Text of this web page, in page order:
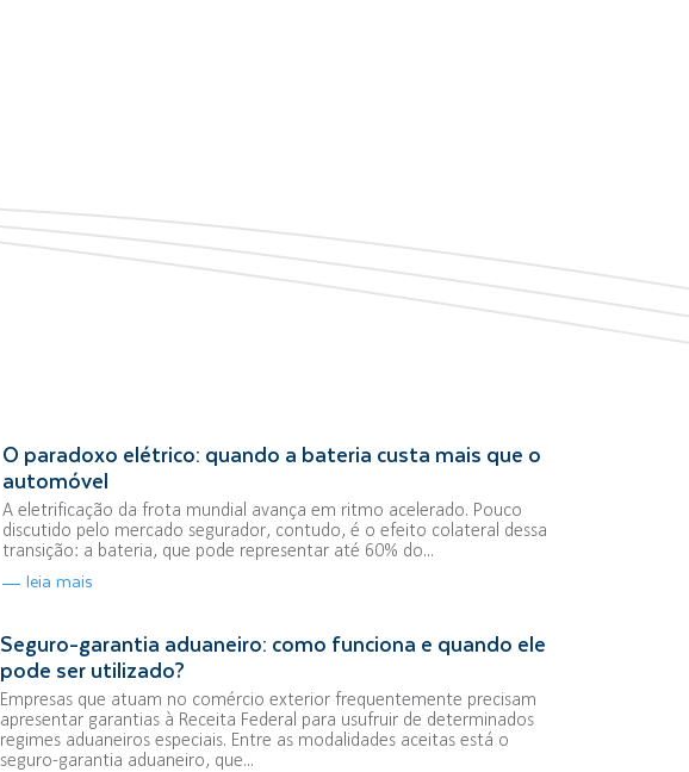
O paradoxo elétrico: quando a bateria custa mais que o
automóvel
A eletrificação da frota mundial avança em ritmo acelerado. Pouco
discutido pelo mercado segurador, contudo, é o efeito colateral dessa
transição: a bateria, que pode representar até 60% do...
leia mais
Seguro-garantia aduaneiro: como funciona e quando ele
pode ser utilizado?
Empresas que atuam no comércio exterior frequentemente precisam
apresentar garantias à Receita Federal para usufruir de determinados
regimes aduaneiros especiais. Entre as modalidades aceitas está o
seguro-garantia aduaneiro, que...